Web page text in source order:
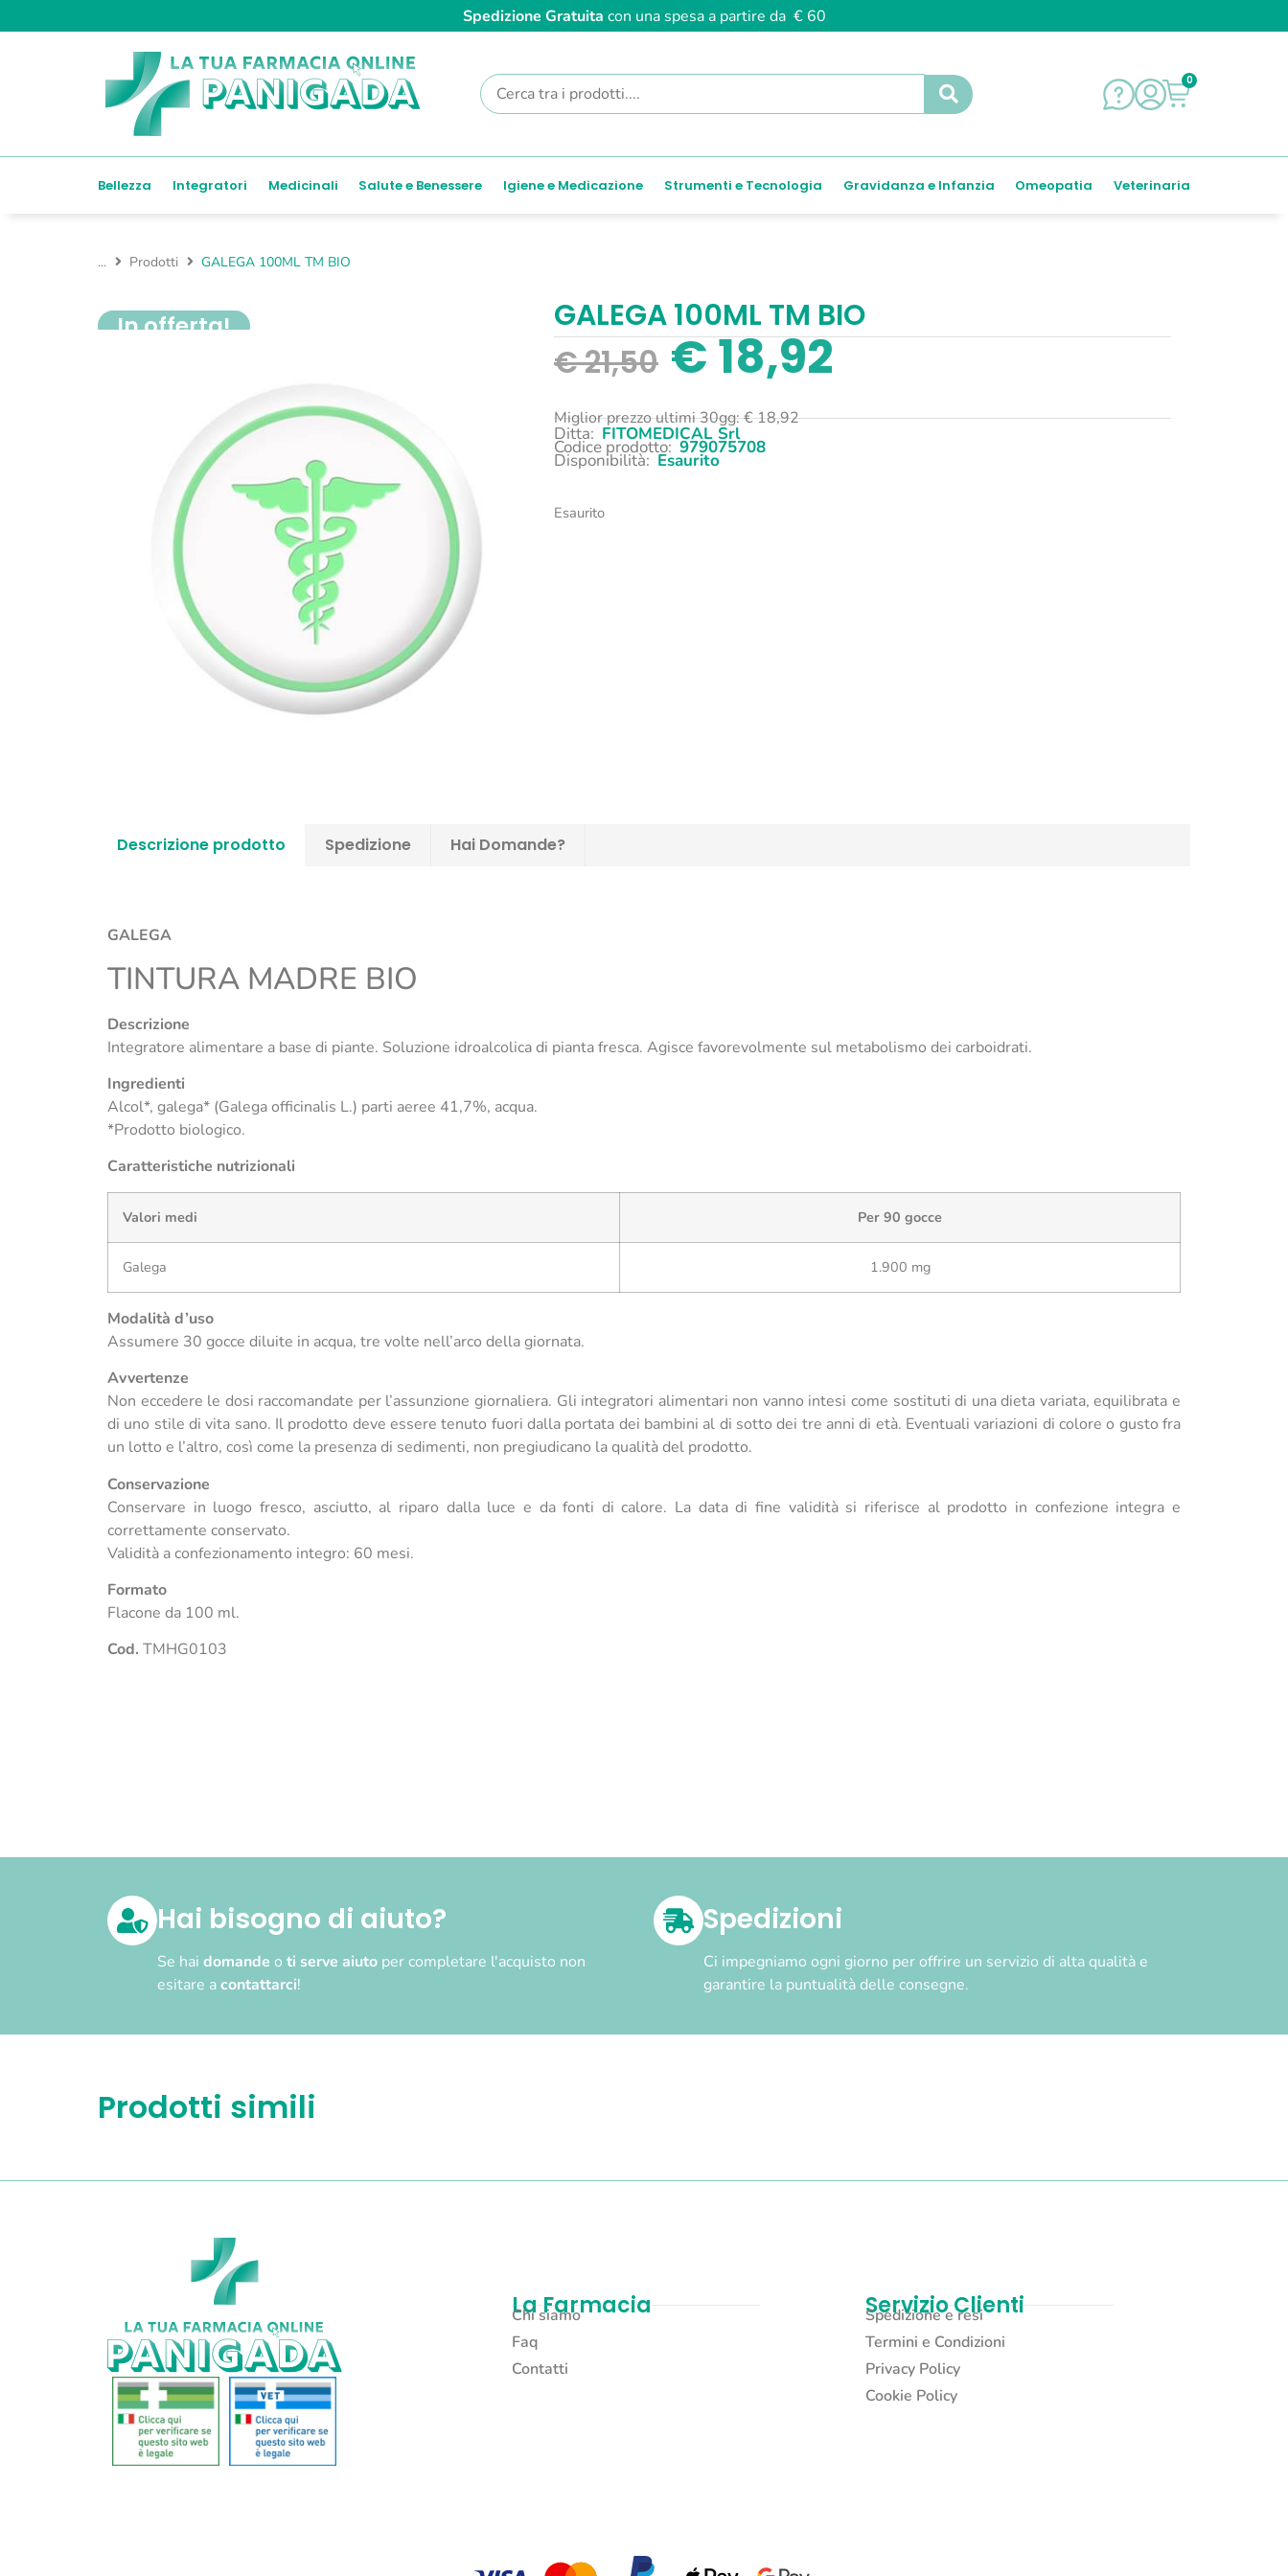
Spedizione Gratuita con una spesa a partire da € 60
0
Bellezza Integratori Medicinali Salute e Benessere Igiene e Medicazione Strumenti e Tecnologia Gravidanza e Infanzia Omeopatia Veterinaria
... Prodotti GALEGA 100ML TM BIO
In offerta! GALEGA 100ML TM BIO
€21,50 €18,92
Miglior prezzo ultimi 30gg:€18,92
Ditta: FITOMEDICAL Srl
Codice prodotto: 979075708
Disponibilità: Esaurito
Esaurito
Descrizione prodotto Spedizione Hai Domande?
GALEGA
TINTURA MADRE BIO
Descrizione
Integratore alimentare a base di piante. Soluzione idroalcolica di pianta fresca. Agisce favorevolmente sul metabolismo dei carboidrati.
Ingredienti
Alcol*, galega* (Galega officinalis L.) parti aeree 41,7%, acqua.
*Prodotto biologico.
Caratteristiche nutrizionali
Valori medi Per 90 gocce
Galega 1.900 mg
Modalità d’uso
Assumere 30 gocce diluite in acqua, tre volte nell’arco della giornata.
Avvertenze
Non eccedere le dosi raccomandate per l’assunzione giornaliera. Gli integratori alimentari non vanno intesi come sostituti di una dieta variata, equilibrata e
di uno stile di vita sano. Il prodotto deve essere tenuto fuori dalla portata dei bambini al di sotto dei tre anni di età. Eventuali variazioni di colore o gusto fra
un lotto e l’altro, così come la presenza di sedimenti, non pregiudicano la qualità del prodotto.
Conservazione
Conservare in luogo fresco, asciutto, al riparo dalla luce e da fonti di calore. La data di fine validità si riferisce al prodotto in confezione integra e
correttamente conservato.
Validità a confezionamento integro: 60 mesi.
Formato
Flacone da 100 ml.
Cod. TMHG0103
Hai bisogno di aiuto?
Se hai domande o ti serve aiuto per completare l'acquisto non
esitare acontattarci!
Spedizioni
Ci impegniamo ogni giorno per offrire un servizio di alta qualità e
garantire la puntualità delle consegne.
Prodotti simili
La Farmacia
Chi siamo
Faq
Contatti
Servizio Clienti
Spedizione e resi
Termini e Condizioni
Privacy Policy
Cookie Policy